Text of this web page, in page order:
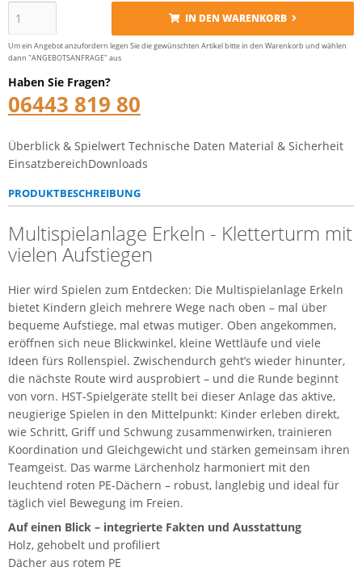
IN DEN WARENKORB
Um ein Angebot anzufordern legen Sie die gewünschten Artikel bitte in den Warenkorb und wählen
dann "ANGEBOTSANFRAGE" aus
Haben Sie Fragen?
06443 819 80
Überblick & Spielwert Technische Daten Material & Sicherheit
EinsatzbereichDownloads
PRODUKTBESCHREIBUNG
Multispielanlage Erkeln - Kletterturm mit
vielen Aufstiegen
Hier wird Spielen zum Entdecken: Die Multispielanlage Erkeln
bietet Kindern gleich mehrere Wege nach oben – mal über
bequeme Aufstiege, mal etwas mutiger. Oben angekommen,
eröffnen sich neue Blickwinkel, kleine Wettläufe und viele
Ideen fürs Rollenspiel. Zwischendurch geht’s wieder hinunter,
die nächste Route wird ausprobiert – und die Runde beginnt
von vorn. HST-Spielgeräte stellt bei dieser Anlage das aktive,
neugierige Spielen in den Mittelpunkt: Kinder erleben direkt,
wie Schritt, Griff und Schwung zusammenwirken, trainieren
Koordination und Gleichgewicht und stärken gemeinsam ihren
Teamgeist. Das warme Lärchenholz harmoniert mit den
leuchtend roten PE-Dächern – robust, langlebig und ideal für
täglich viel Bewegung im Freien.
Auf einen Blick – integrierte Fakten und Ausstattung
Holz, gehobelt und profiliert
Dächer aus rotem PE